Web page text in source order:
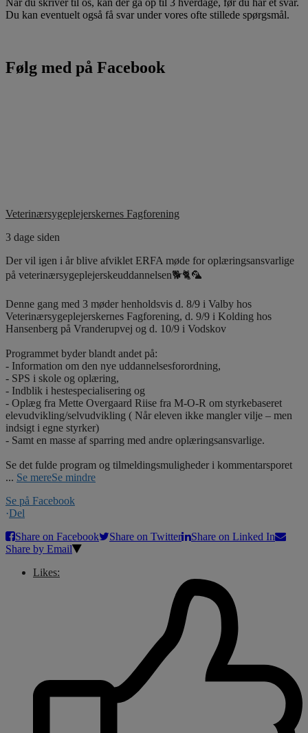
Du kan eventuelt også få svar under vores ofte stillede spørgsmål.
Følg med på Facebook
Veterinærsygeplejerskernes Fagforening
3 dage siden
Der vil igen i år blive afviklet ERFA møde for oplæringsansvarlige
på veterinærsygeplejerskeuddannelsen🐕🐈🦜
Denne gang med 3 møder henholdsvis d. 8/9 i Valby hos
Veterinærsygeplejerskernes Fagforening, d. 9/9 i Kolding hos
Hansenberg på Vranderupvej og d. 10/9 i Vodskov
Programmet byder blandt andet på:
- Information om den nye uddannelsesforordning,
- SPS i skole og oplæring,
- Indblik i hestespecialisering og
- Oplæg fra Mette Overgaard Riise fra M-O-R om styrkebaseret
elevudvikling/selvudvikling ( Når eleven ikke mangler vilje – men
indsigt i egne styrker)
- Samt en masse af sparring med andre oplæringsansvarlige.
Se det fulde program og tilmeldingsmuligheder i kommentarsporet
... Se mereSe mindre
Se på Facebook
·Del
Share on Facebook
Share on Twitter
Share on Linked In
Share by Email
Likes: